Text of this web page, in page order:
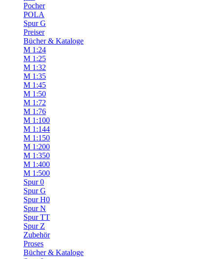
Pocher
POLA
Spur G
Preiser
Bücher & Kataloge
M 1:24
M 1:25
M 1:32
M 1:35
M 1:45
M 1:50
M 1:72
M 1:76
M 1:100
M 1:144
M 1:150
M 1:200
M 1:350
M 1:400
M 1:500
Spur 0
Spur G
Spur H0
Spur N
Spur TT
Spur Z
Zubehör
Proses
Bücher & Kataloge